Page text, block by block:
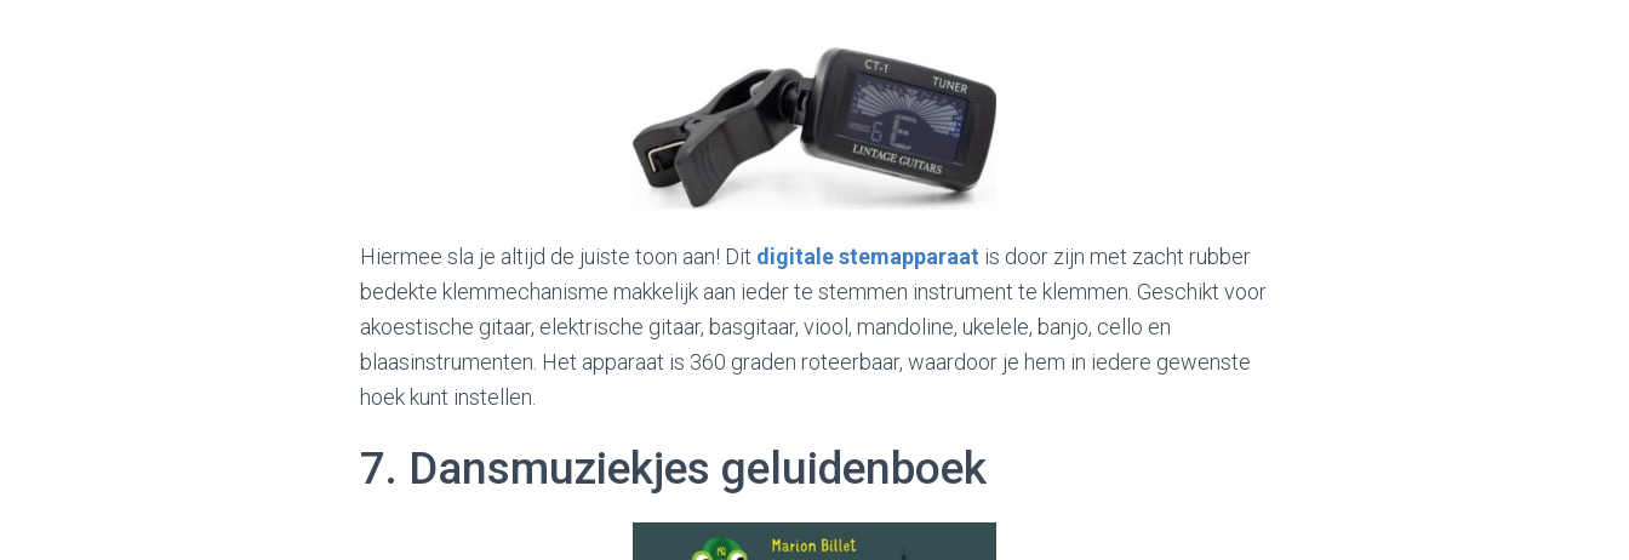
Hiermee sla je altijd de juiste toon aan! Dit digitale stemapparaat is door zijn met zacht rubber
bedekte klemmechanisme makkelijk aan ieder te stemmen instrument te klemmen. Geschikt voor
akoestische gitaar, elektrische gitaar, basgitaar, viool, mandoline, ukelele, banjo, cello en
blaasinstrumenten. Het apparaat is 360 graden roteerbaar, waardoor je hem in iedere gewenste
hoek kunt instellen.
7. Dansmuziekjes geluidenboek